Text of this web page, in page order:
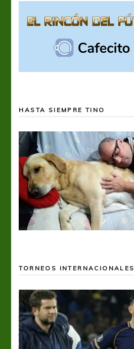
HASTA SIEMPRE TINO
TORNEOS INTERNACIONALES